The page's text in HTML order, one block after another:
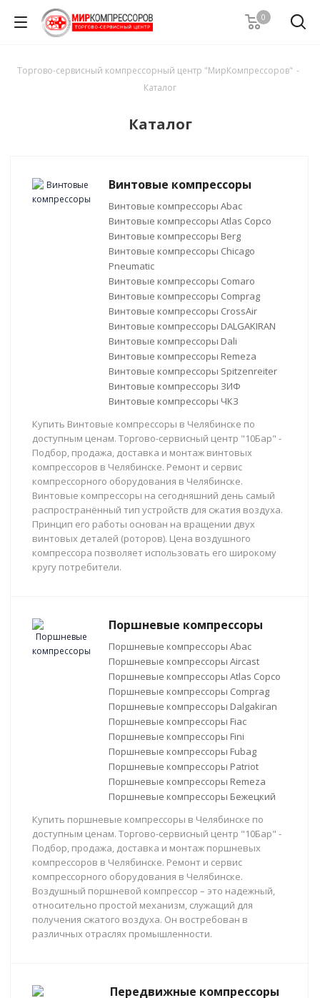
0
Торгово-сервисный компрессорный центр "МирКомпрессоров" -
Каталог
Каталог
Винтовые компрессоры
Винтовые компрессоры Abac
Винтовые компрессоры Atlas Copco
Винтовые компрессоры Berg
Винтовые компрессоры Chicago
Pneumatic
Винтовые компрессоры Comaro
Винтовые компрессоры Comprag
Винтовые компрессоры CrossAir
Винтовые компрессоры DALGAKIRAN
Винтовые компрессоры Dali
Винтовые компрессоры Remeza
Винтовые компрессоры Spitzenreiter
Винтовые компрессоры ЗИФ
Винтовые компрессоры ЧКЗ
Купить Винтовые компрессоры в Челябинске по
доступным ценам. Торгово-сервисный центр "10Бар" -
Подбор, продажа, доставка и монтаж винтовых
компрессоров в Челябинске. Ремонт и сервис
компрессорного оборудования в Челябинске.
Винтовые компрессоры на сегодняшний день самый
распространённый тип устройств для сжатия воздуха.
Принцип его работы основан на вращении двух
винтовых деталей (роторов). Цена воздушного
компрессора позволяет использовать его широкому
кругу потребители.
Поршневые компрессоры
Поршневые компрессоры Abac
Поршневые компрессоры Aircast
Поршневые компрессоры Atlas Copco
Поршневые компрессоры Comprag
Поршневые компрессоры Dalgakiran
Поршневые компрессоры Fiac
Поршневые компрессоры Fini
Поршневые компрессоры Fubag
Поршневые компрессоры Patriot
Поршневые компрессоры Remeza
Поршневые компрессоры Бежецкий
Купить поршневые компрессоры в Челябинске по
доступным ценам. Торгово-сервисный центр "10Бар" -
Подбор, продажа, доставка и монтаж поршневых
компрессоров в Челябинске. Ремонт и сервис
компрессорного оборудования в Челябинске.
Воздушный поршневой компрессор – это надежный,
относительно простой механизм, служащий для
получения сжатого воздуха. Он востребован в
различных отраслях промышленности.
Передвижные компрессоры